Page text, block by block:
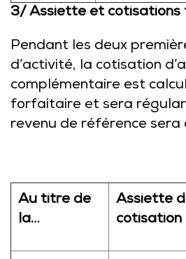
3/ Assiette et
Pendant les deux
d’activité, la cotisation
complémentaire est
forfaitaire et sera
revenu de référence sera
Au titre de
la…
Assiette
cotisation